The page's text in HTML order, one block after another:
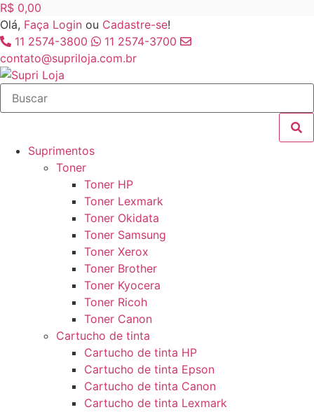
R$ 0,00
Olá, Faça Login ou Cadastre-se!
11 2574-3800
11 2574-3700
contato@supriloja.com.br
Suprimentos
Toner
Toner HP
Toner Lexmark
Toner Okidata
Toner Samsung
Toner Xerox
Toner Brother
Toner Kyocera
Toner Ricoh
Toner Canon
Cartucho de tinta
Cartucho de tinta HP
Cartucho de tinta Epson
Cartucho de tinta Canon
Cartucho de tinta Lexmark